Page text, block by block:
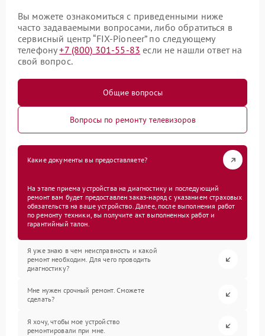
Вы можете ознакомиться с приведенными ниже
часто задаваемыми вопросами, либо обратиться в
сервисный центр “FIX-Pioneer” по следующему
телефону+7 (800) 301-55-83 если не нашли ответ на
свой вопрос.
Общие вопросы
Вопросы по ремонту телевизоров
Какие документы вы предоставляете?
На этапе приема устройства на диагностику и последующий
ремонт вам будет предоставлен заказ-наряд с указанием страховых
обязательств на ваше устройство. Далее, после выполнения работ
по ремонту техники, вы получите акт выполненных работ и
гарантийный талон.
Я уже знаю в чем неисправность и какой
ремонт необходим. Для чего проводить
диагностику?
Мне нужен срочный ремонт. Сможете
сделать?
Я хочу, чтобы мое устройство
ремонтировали при мне.